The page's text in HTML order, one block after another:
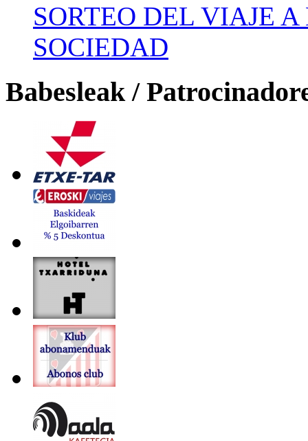
SORTEO DEL VIAJE
SOCIEDAD
Babesleak /